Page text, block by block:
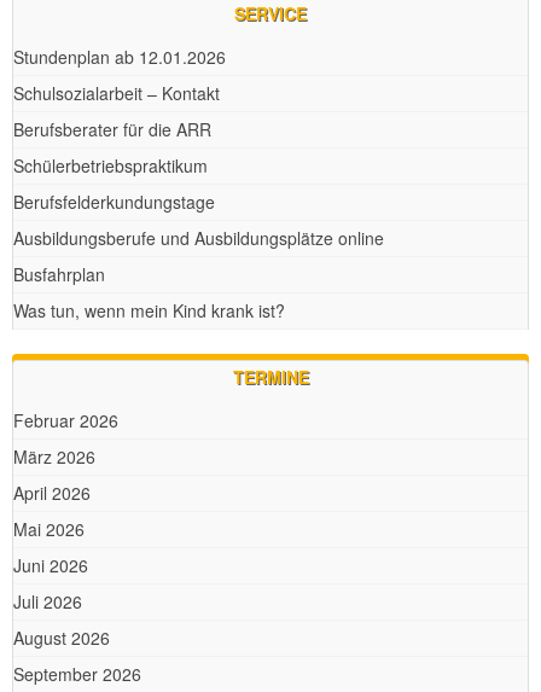
SERVICE
Stundenplan ab 12.01.2026
Schulsozialarbeit – Kontakt
Berufsberater für die ARR
Schülerbetriebspraktikum
Berufsfelderkundungstage
Ausbildungsberufe und Ausbildungsplätze online
Busfahrplan
Was tun, wenn mein Kind krank ist?
TERMINE
Februar 2026
März 2026
April 2026
Mai 2026
Juni 2026
Juli 2026
August 2026
September 2026